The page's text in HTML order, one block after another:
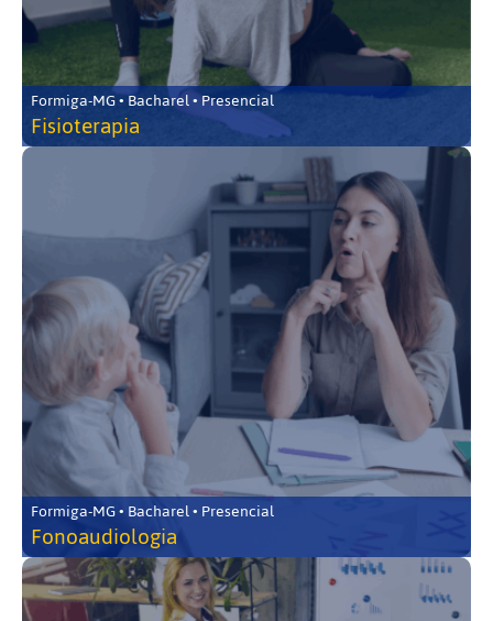
Formiga-MG • Bacharel • Presencial
Fisioterapia
Formiga-MG • Bacharel • Presencial
Fonoaudiologia